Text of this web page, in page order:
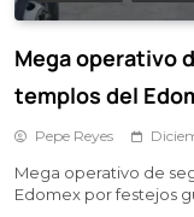
Mega operativo
templos del
Pepe Reyes
Mega operativo de
Edomex por festejos